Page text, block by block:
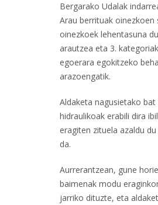
Bergarako Udalak
Arau berrituak
oinezkoek lehentasuna
arautzea eta 3.
egoerara egokitzeko
arazoengatik.
Aldaketa nagusietako
hidraulikoak erabili dira
eragiten zituela azaldu
da.
Aurrerantzean, gune
baimenak modu
jarriko dituzte, eta